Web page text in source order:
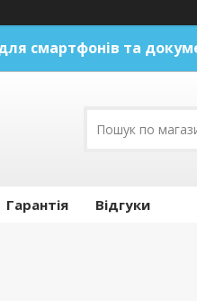
смартфонів та
Гарантія Відгуки